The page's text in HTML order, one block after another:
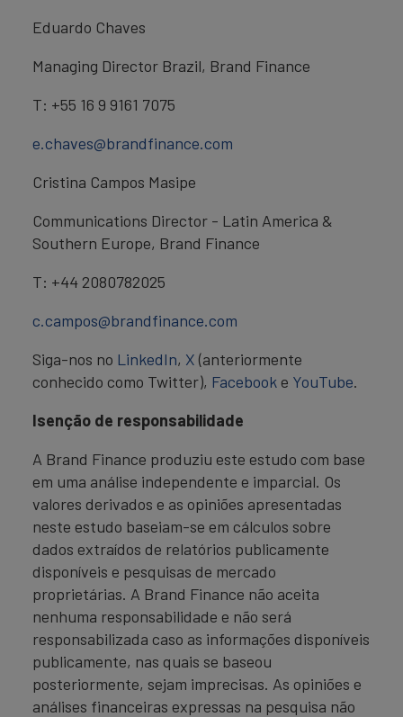
Eduardo Chaves
Managing Director Brazil, Brand Finance
T: +55 16 9 9161 7075
e.chaves@brandfinance.com
Cristina Campos Masipe
Communications Director - Latin America &
Southern Europe, Brand Finance
T: +44 2080782025
c.campos@brandfinance.com
Siga-nos no LinkedIn, X (anteriormente
conhecido como Twitter), Facebook e YouTube.
Isenção de responsabilidade
A Brand Finance produziu este estudo com base
em uma análise independente e imparcial. Os
valores derivados e as opiniões apresentadas
neste estudo baseiam-se em cálculos sobre
dados extraídos de relatórios publicamente
disponíveis e pesquisas de mercado
proprietárias. A Brand Finance não aceita
nenhuma responsabilidade e não será
responsabilizada caso as informações disponíveis
publicamente, nas quais se baseou
posteriormente, sejam imprecisas. As opiniões e
análises financeiras expressas na pesquisa não